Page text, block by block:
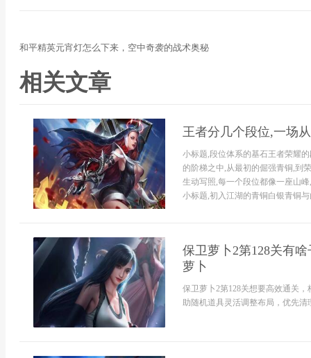
和平精英元宵灯怎么下来，空中奇袭的战术奥秘
相关文章
王者分几个段位,一场
小标题,段位体系的基石王者荣耀
的阶梯之中,从最初的倔强青铜,到
生动写照,每一个段位都像一座山
小标题,初入江湖的青铜白银青铜
保卫萝卜2第128关有
萝卜
保卫萝卜2第128关想要高效通关
助随机道具灵活调整布局，优先